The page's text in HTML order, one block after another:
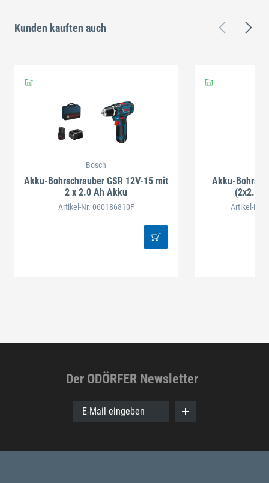
Kunden kauften auch
Bosch
Akku-Bohrschrauber GSR 12V-15 mit
2 x 2.0 Ah Akku
Artikel-Nr. 060186810F
Akku-
(2x2.0
Artikel-Nr.
Der ODÖRFER Newsletter
E-Mail eingeben